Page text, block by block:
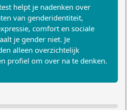
helpt je nadenken over
van genderidentiteit,
comfort en sociale
je gender niet. Je
alleen overzichtelijk
profiel om over na te denken.